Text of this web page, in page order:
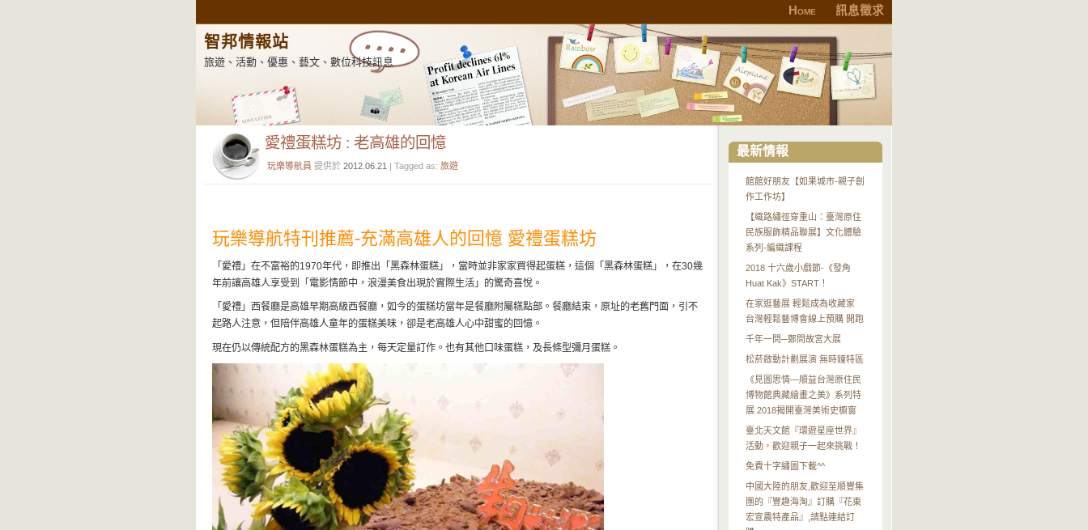
Home 訊息徵求
智邦情報站
旅遊、活動、優惠、藝文、數位科技訊息
愛禮蛋糕坊 : 老高雄的回憶
玩樂導航員 提供於 2012.06.21 | Tagged as: 旅遊
玩樂導航特刊推薦-充滿高雄人的回憶 愛禮蛋糕坊
「愛禮」在不富裕的1970年代，即推出「黑森林蛋糕」，當時並非家家買得起蛋糕，這個「黑森林蛋糕」，在30幾
年前讓高雄人享受到「電影情節中，浪漫美食出現於實際生活」的驚奇喜悅。
「愛禮」西餐廳是高雄早期高級西餐廳，如今的蛋糕坊當年是餐廳附屬糕點部。餐廳結束，原址的老舊門面，引不
起路人注意，但陪伴高雄人童年的蛋糕美味，卻是老高雄人心中甜蜜的回憶。
現在仍以傳統配方的黑森林蛋糕為主，每天定量訂作。也有其他口味蛋糕，及長條型彌月蛋糕。
最新情報
館館好朋友【如果城市-親子創
作工作坊】
【織路繡徑穿重山：臺灣原住
民族服飾精品聯展】文化體驗
系列-編織課程
2018 十六歲小戲節-《發角
Huat Kak》START！
在家逛藝展 輕鬆成為收藏家
台灣輕鬆藝博會線上預購 開跑
千年一問─鄭問故宮大展
松菸啟動計劃展演 無時鐘特區
《見圖思情—順益台灣原住民
博物館典藏繪畫之美》系列特
展 2018揭開臺灣美術史櫥窗
臺北天文館『環遊星座世界』
活動，歡迎親子一起來挑戰！
免費十字繡圖下載^^
中國大陸的朋友,歡迎至順豐集
團的『豐趣海淘』訂購『花東
宏宣農特產品』,請點連結訂